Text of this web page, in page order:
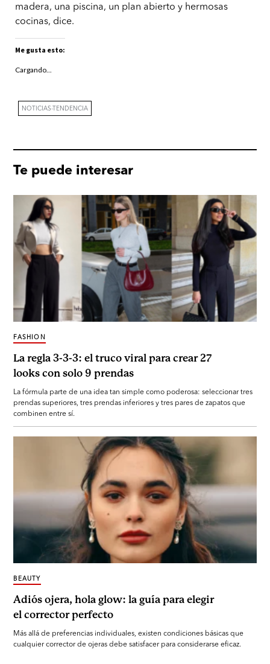
madera, una piscina, un plan abierto y hermosas
cocinas, dice.
Me gusta esto:
Cargando...
NOTICIAS-TENDENCIA
Te puede interesar
La regla 3-3-3: el truco viral para crear 27
looks con solo 9 prendas
FASHION
La fórmula parte de una idea tan simple como poderosa: seleccionar tres
prendas superiores, tres prendas inferiores y tres pares de zapatos que
combinen entre sí.
Adiós ojera, hola glow: la guía para elegir
el corrector perfecto
BEAUTY
Más allá de preferencias individuales, existen condiciones básicas que
cualquier corrector de ojeras debe satisfacer para considerarse eficaz.